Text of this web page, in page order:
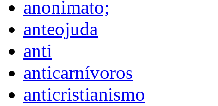
anonimato;
anteojuda
anti
anticarnívoros
anticristianismo